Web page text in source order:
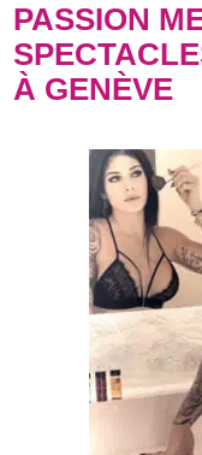
PASSION
À GENÈVE